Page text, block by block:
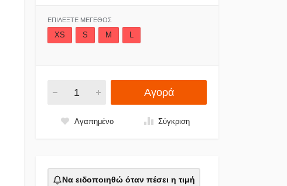
ΕΠΙΛΈΞΤΕ ΜΈΓΕΘΟΣ
XS S M L
Αγορά
Αγαπημένο Σύγκριση
Να ειδοποιηθώ όταν πέσει η τιμή